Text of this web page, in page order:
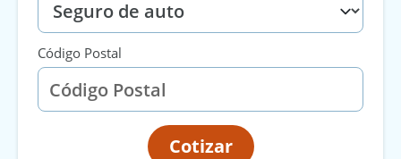
Código Postal
Cotizar